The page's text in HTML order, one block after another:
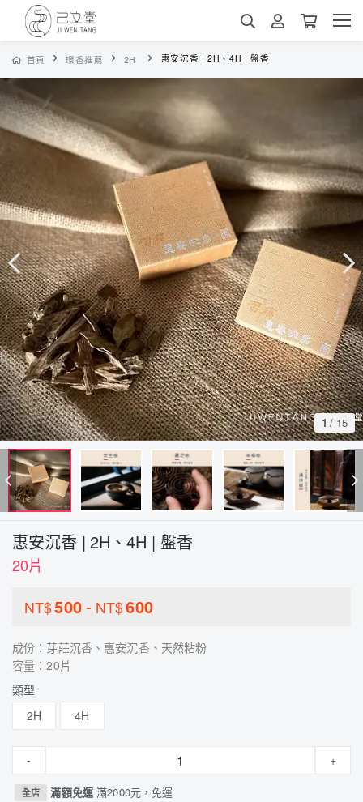
首頁 環香推薦 2H 惠安沉香 | 2H、4H | 盤香
1 / 15
惠安沉香 | 2H、4H | 盤香
20片
NT$500 - NT$600
成份：芽莊沉香、惠安沉香、天然粘粉
容量：20片
類型
2H
4H
- +
全店 滿額免運滿2000元，免運